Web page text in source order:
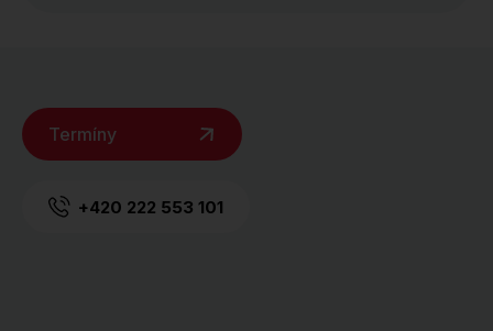
Termíny
+420 222 553 101